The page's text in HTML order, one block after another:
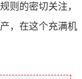
则的密切关注，
，在这个充满机